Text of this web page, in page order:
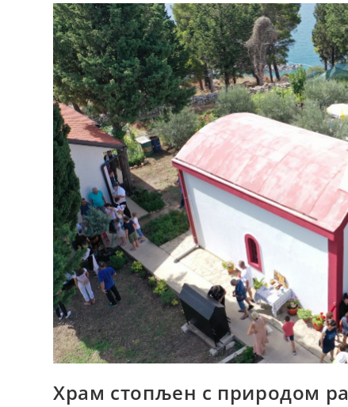
Добар
Пут
За
Очување
Грађанског
Јединства
И
Напретка
Земље
Храм стопљен с природом